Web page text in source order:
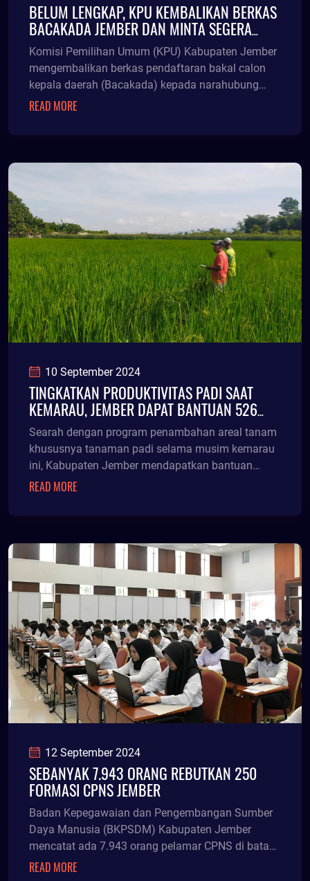
BELUM LENGKAP, KPU KEMBALIKAN BERKAS
BACAKADA JEMBER DAN MINTA SEGERA
DIPERBAIKI
Komisi Pemilihan Umum (KPU) Kabupaten Jember
mengembalikan berkas pendaftaran bakal calon
kepala daerah (Bacakada) kepada narahubung
masing-masing
READ MORE
10 September 2024
TINGKATKAN PRODUKTIVITAS PADI SAAT
KEMARAU, JEMBER DAPAT BANTUAN 526
POMPA AIR
Searah dengan program penambahan areal tanam
khususnya tanaman padi selama musim kemarau
ini, Kabupaten Jember mendapatkan bantuan
pompanisasi dari
READ MORE
12 September 2024
SEBANYAK 7.943 ORANG REBUTKAN 250
FORMASI CPNS JEMBER
Badan Kepegawaian dan Pengembangan Sumber
Daya Manusia (BKPSDM) Kabupaten Jember
mencatat ada 7.943 orang pelamar CPNS di batas
akhir waktu pendaftaran 10 September 2024.
READ MORE